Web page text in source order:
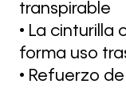
transpirable
• La cinturilla
forma uso
• Refuerzo